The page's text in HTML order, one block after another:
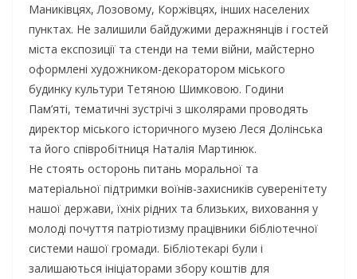
Маниківцях, Лозовому, Коржівцях, інших населених
пунктах. Не залишили байдужими деражнянців і гостей
міста експозиції та стенди на теми війни, майстерно
оформлені художником-декоратором міського
будинку культури Тетяною Шимковою. Години
Пам’яті, тематичні зустрічі з школярами проводять
директор міського історичного музею Леся Долінська
та його співробітниця Наталія Мартинюк.
Не стоять осторонь питань моральної та
матеріальної підтримки воїнів-захисників суверенітету
нашої держави, їхніх рідних та близьких, виховання у
молоді почуття патріотизму працівники бібліотечної
системи нашої громади. Бібліотекарі були і
залишаються ініціаторами збору коштів для